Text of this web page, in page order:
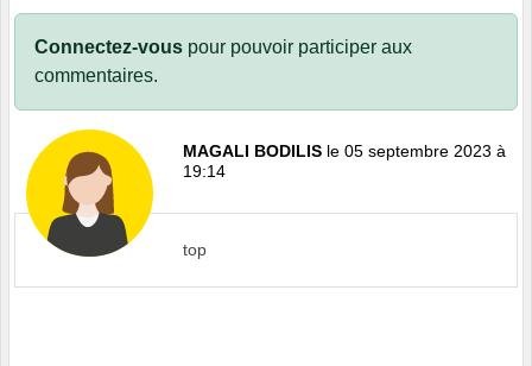
Connectez-vous pour pouvoir participer aux
commentaires.
MAGALI BODILIS le 05 septembre 2023 à
19:14
top